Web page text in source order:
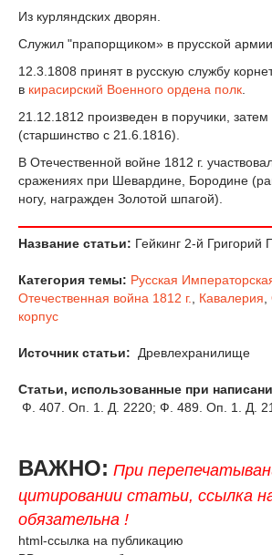
Из курляндских дворян.
Служил "прапорщиком» в прусской армии.
12.3.1808 принят в русскую службу
в кирасирский Военного ордена полк
21.12.1812 произведен в поручики,
(старшинство с 21.6.1816).
В Отечественной войне 1812 г.
сражениях при Шевардине, Бородине
ногу, награжден Золотой шпагой).
Название статьи: Гейкинг 2-й Григорий
Категория темы: Русская
Отечественная война 1812 г.
Кавалерия
корпус
Источник статьи: Древлехранилище
Статьи, использованные при
Ф. 407. Оп. 1. Д. 2220; Ф. 489. Оп. 1. Д.
ВАЖНО: При
цитировании статьи, ссылка
обязательна !
html-ссылка на публикацию